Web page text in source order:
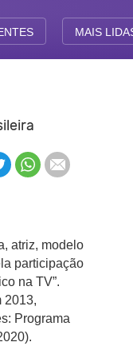
MAIS
atriz, modelo
participação
na TV”.
2013,
Programa